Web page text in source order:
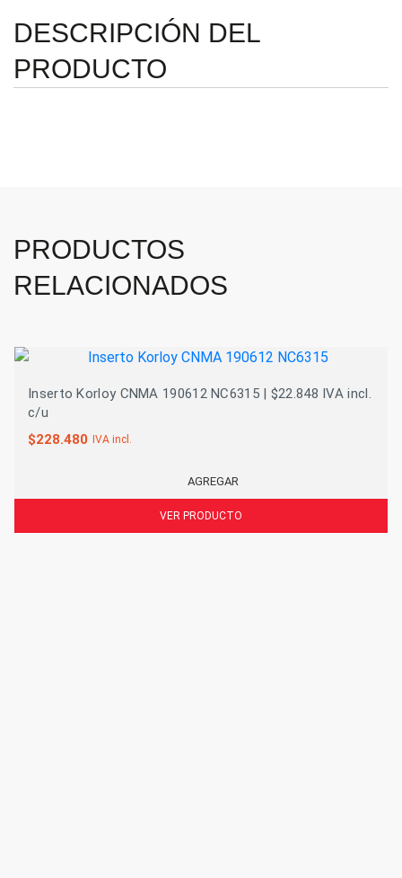
DESCRIPCIÓN DEL
PRODUCTO
PRODUCTOS
RELACIONADOS
Inserto Korloy CNMA 190612 NC6315 | $22.848 IVA incl.
c/u
$228.480 IVA incl.
AGREGAR
VER PRODUCTO